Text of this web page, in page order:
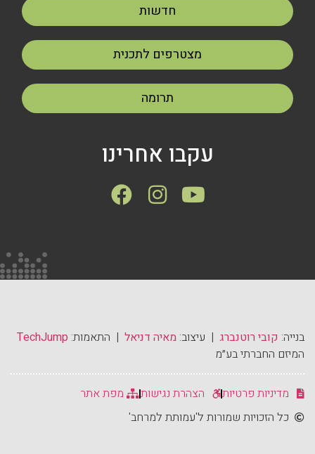
חדשות
מצטרפים לתכנית
תרומה
עקבו אחרינו
בנייה: קובי רוטנברג | עיצוב: מאיה דניאל | התאמות: TechJump
המיזם החברתי בע״מ
מדיניות פרטיות הצהרת נגישות
מפת אתר
כל הזכויות שמורות ל'עמותת למרחב'